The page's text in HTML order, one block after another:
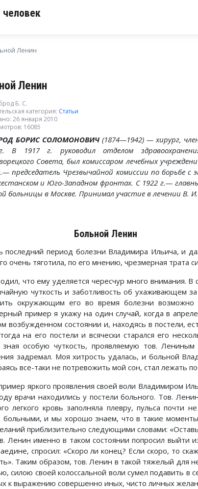
Ленин
Ленин
Б. С.
категория: Статьи
26 января 2010
16085
БОРИС СОЛОМОНОВИЧ (1874—1942) — хирург,
В 1917 г. руководил отделом
Совета, был комиссаром лечебных
председатель Чрезвычайной комиссии по борьбе с
и Юго-Западном фронтах. С 1922 г.—
больницы в Москве. Принимал участие в лечении В.
Больной Ленин
последний период болезни Владимира Ильича, и
очень тяготила, по его мнению, чрезмерная трата
что ему уделяется чересчур много внимания.
чуткость и заботливость об ухаживающем
окружающим его во время болезни
пример я укажу на один случай, когда в
возбужденном состоянии и, находясь в постели,
на его постели и всячески старался его
зная особую чуткость, проявляемую тов.
задремал. Моя хитрость удалась, и больной
все-таки не потревожить мой сон, стал лежать
яркого проявления своей воли Владимиром
врачи находились у постели больного. Тов.
легкого кровь заполняла плевру, пульса
больными, и мы хорошо знаем, что в такие
приблизительно следующими словами:
Ленин именно в таком состоянии попросил выйти
спросил: «Скоро ли конец? Если скоро, то
Таким образом, тов. Ленин в такой тяжелый для
силою своей колоссальной воли сумел подавить в
к выражению совершенно иных, чисто личных